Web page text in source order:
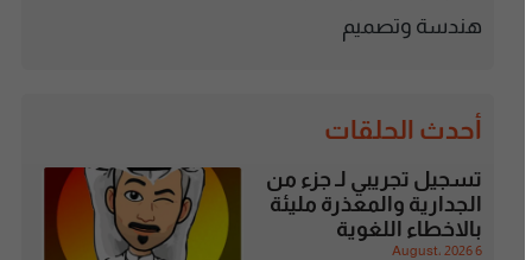
هندسة وتصميم
أحدث الحلقات
تسجيل تجريبي لـ جزء من
الجدارية والمعذرة مليئة
بالاخطاء اللغوية
6 August، 2026